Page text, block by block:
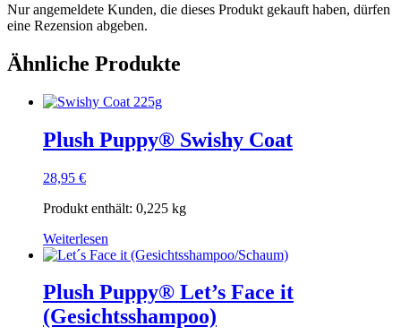
Nur angemeldete Kunden, die dieses Produkt gekauft haben, dürfen
eine Rezension abgeben.
Ähnliche Produkte
Plush Puppy® Swishy Coat
28,95 €
Produkt enthält: 0,225 kg
Weiterlesen
Plush Puppy® Let’s Face it
(Gesichtsshampoo)